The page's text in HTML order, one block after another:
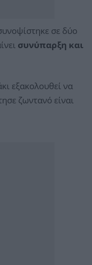
σε δύο
συνύπαρξη και
εξακολουθεί να
ζωντανό είναι